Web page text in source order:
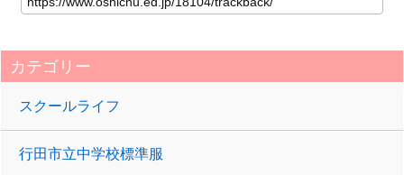
カテゴリー
スクールライフ
行田市立中学校標準服